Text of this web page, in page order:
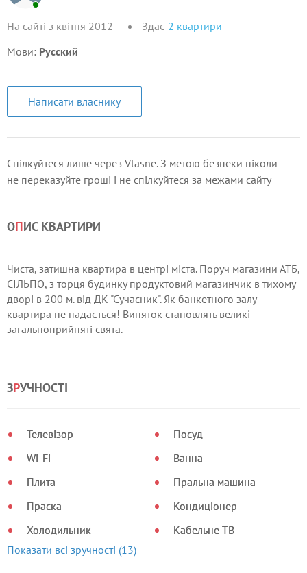
На сайті з квітня 2012 Здає 2 квартири
Мови: Русский
Написати власнику
Спілкуйтеся лише через Vlasne. З метою безпеки ніколи
не переказуйте гроші і не спілкуйтеся за межами сайту
ОПИС КВАРТИРИ
Чиста, затишна квартира в центрі міста. Поруч магазини АТБ,
СІЛЬПО, з торця будинку продуктовий магазинчик в тихому
дворі в 200 м. від ДК "Сучасник". Як банкетного залу
квартира не надається! Виняток становлять великі
загальноприйняті свята.
ЗРУЧНОСТІ
Телевізор
Wi-Fi
Плита
Праска
Холодильник
Посуд
Ванна
Пральна машина
Кондиціонер
Кабельне ТВ
Показати всі зручності (13)